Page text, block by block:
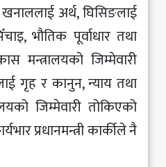
अर्थ, घिसिङलाई
भौतिक पूर्वाधार तथा
मन्त्रालयको जिम्मेवारी
गृह र कानुन, न्याय तथा
जिम्मेवारी तोकिएको
प्रधानमन्त्री कार्कीले नै